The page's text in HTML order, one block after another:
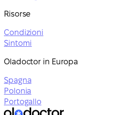
Risorse
Condizioni
Sintomi
Oladoctor in Europa
Spagna
Polonia
Portogallo